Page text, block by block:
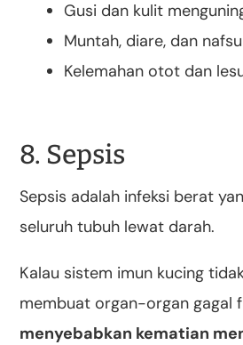
Gusi dan kulit
Muntah, diare, dan
Kelemahan otot dan
8. Sepsis
Sepsis adalah infeksi berat
seluruh tubuh lewat darah.
Kalau sistem imun kucing
membuat organ-organ gagal
menyebabkan kematian